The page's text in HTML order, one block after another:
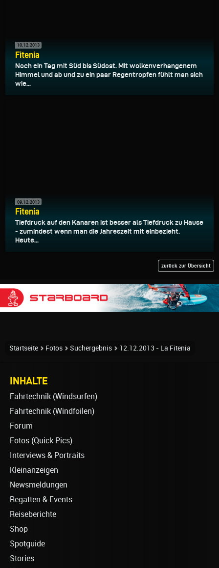
10.12.2013
Fitenia
Noch ein Tag mit Süd bis Südost. Mit wolkenverhangenem
Himmel und ab und zu ein paar Regentropfen fühlt man sich
wie...
09.12.2013
Fitenia
Tiefdruck auf den Kanaren ist besser als Tiefdruck zu Hause
- zumindest wenn man die Jahreszeit mit einbezieht.
Heute...
zurück zur Übersicht
Startseite Fotos Suchergebnis 12.12.2013 - La Fitenia
INHALTE
Fahrtechnik (Windsurfen)
Fahrtechnik (Windfoilen)
Forum
Fotos (Quick Pics)
Interviews & Portraits
Kleinanzeigen
Newsmeldungen
Regatten & Events
Reiseberichte
Shop
Spotguide
Stories